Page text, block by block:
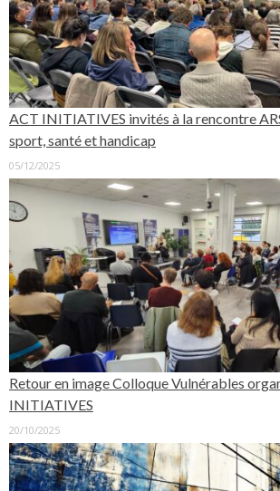
ACT INITIATIVES invités à la rencontre
sport, santé et handicap
05/12/2025
Retour en image Colloque Vulnérables
INITIATIVES
20/10/2025